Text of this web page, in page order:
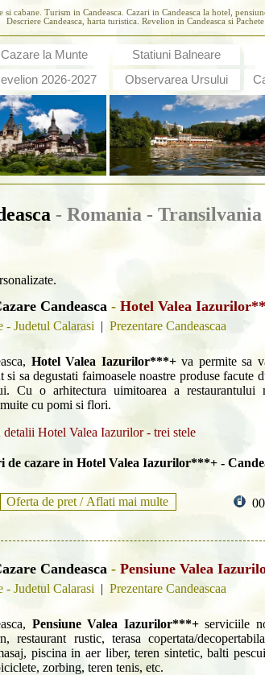
cabane. Turism in Candeasca. Cazari in Candeasca la hotel,
Descriere Candeasca, harta turistica. Revelion in Candeasca si
Cazare la Munte Statiuni Balneare
2026-2027 Observarea Ursului
- Romania - Transilvania
Candeasca - Hotel Valea
- Judetul Calarasi | Prezentare Candeascaa
Hotel Valea Iazurilor***+va permite sa
si sa degustati faimoasele noastre produse
Cu o arhitectura uimitoarea a
cu pomi si flori.
detalii Hotel Valea Iazurilor - trei stele
de cazare in Hotel Valea Iazurilor***+ -
Oferta de pret / Aflati mai multe
Candeasca - Pensiune Valea
- Judetul Calarasi | Prezentare Candeascaa
Pensiune Valea Iazurilor***+serviciile
restaurant rustic, terasa copertata/
piscina in aer liber, teren sintetic, balti
zorbing, teren tenis, etc.